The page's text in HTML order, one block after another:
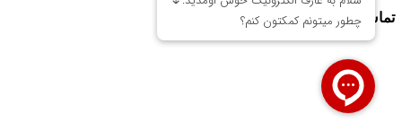
تماس بگیرید